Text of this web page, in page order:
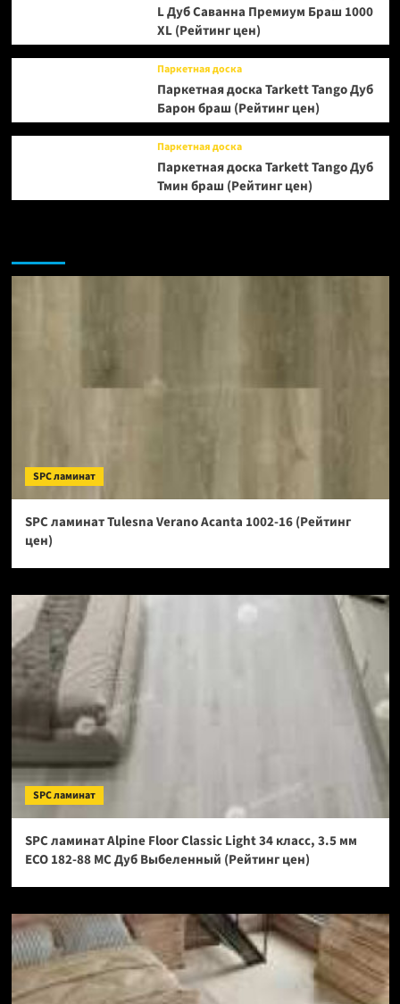
L Дуб Саванна Премиум Браш 1000
XL (Рейтинг цен)
Паркетная доска
Паркетная доска Tarkett Tango Дуб
Барон браш (Рейтинг цен)
Паркетная доска
Паркетная доска Tarkett Tango Дуб
Тмин браш (Рейтинг цен)
SPC ламинат
SPC ламинат Tulesna Verano Acanta 1002-16 (Рейтинг
цен)
SPC ламинат
SPC ламинат Alpine Floor Classic Light 34 класс, 3.5 мм
ECO 182-88 МС Дуб Выбеленный (Рейтинг цен)